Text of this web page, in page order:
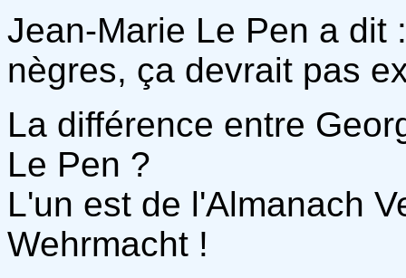
Jean-Marie Le Pen a dit
nègres, ça devrait pas
La différence entre
Le Pen ?
L'un est de l'Almanach
Wehrmacht !